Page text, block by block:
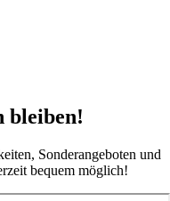
bleiben!
Sonderangeboten und
bequem möglich!